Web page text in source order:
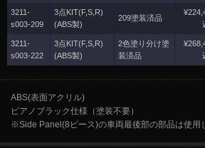
3211-
s003-209
3点KIT(F,S,R)
(ABS製)
209塗装済品
3211-
s003-222
3点KIT(F,S,R)
(ABS製)
2色塗り分け塗
装済品
ABS(表面アクリル)
ピアノブラック仕様（塗装不要）
※Side Panel(8ピース)の車両最後部の部品は使用